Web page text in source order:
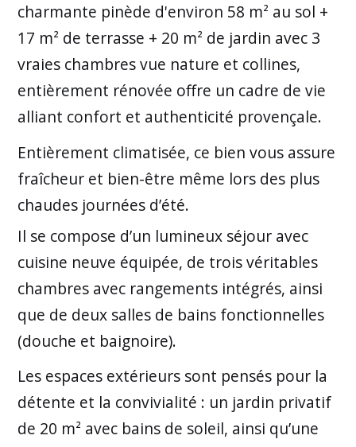
charmante pinède d'environ 58 m² au sol +
17 m² de terrasse + 20 m² de jardin avec 3
vraies chambres vue nature et collines,
entièrement rénovée offre un cadre de vie
alliant confort et authenticité provençale.
Entièrement climatisée, ce bien vous assure
fraîcheur et bien-être même lors des plus
chaudes journées d’été.
Il se compose d’un lumineux séjour avec
cuisine neuve équipée, de trois véritables
chambres avec rangements intégrés, ainsi
que de deux salles de bains fonctionnelles
(douche et baignoire).
Les espaces extérieurs sont pensés pour la
détente et la convivialité : un jardin privatif
de 20 m² avec bains de soleil, ainsi qu’une